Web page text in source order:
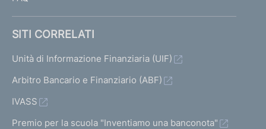
SITI CORRELATI
Unità di Informazione Finanziaria (UIF)
Arbitro Bancario e Finanziario (ABF)
IVASS
Premio per la scuola "Inventiamo una banconota"